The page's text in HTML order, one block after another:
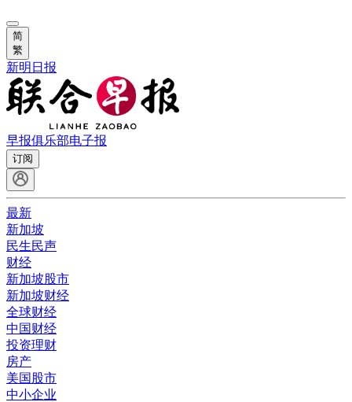
简
繁
新明日报
早报俱乐部电子报
订阅
最新
新加坡
民生民声
财经
新加坡股市
新加坡财经
全球财经
中国财经
投资理财
房产
美国股市
中小企业